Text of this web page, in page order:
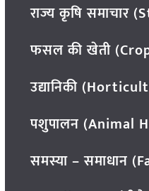
राज्य कृषि समाचार
फसल की खेती
उद्यानिकी
पशुपालन (Animal
समस्या – समाधान